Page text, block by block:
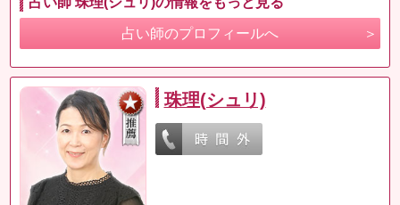
占い師のプロフィールへ
珠理(シュリ)